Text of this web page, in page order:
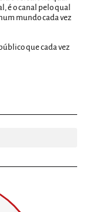
é o canal pelo qual
mundo cada vez
que cada vez